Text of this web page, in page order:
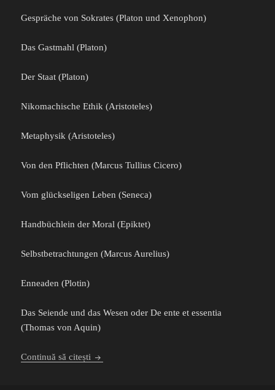
Gespräche von Sokrates (Platon und Xenophon)
Das Gastmahl (Platon)
Der Staat (Platon)
Nikomachische Ethik (Aristoteles)
Metaphysik (Aristoteles)
Von den Pflichten (Marcus Tullius Cicero)
Vom glückseligen Leben (Seneca)
Handbüchlein der Moral (Epiktet)
Selbstbetrachtungen (Marcus Aurelius)
Enneaden (Plotin)
Das Seiende und das Wesen oder De ente et essentia
(Thomas von Aquin)
Continuă să citești Dovada